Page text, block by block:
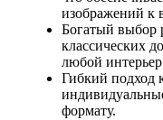
изображений к
Богатый выбор
классических
любой
Гибкий подход
формату.